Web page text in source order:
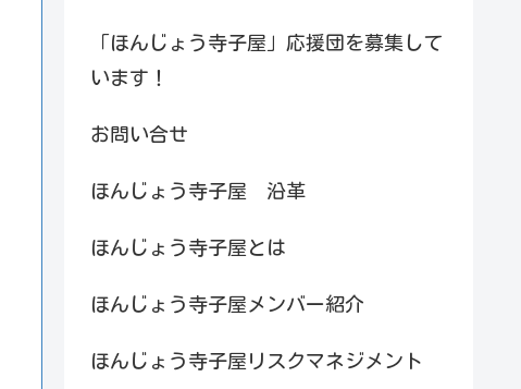
「ほんじょう寺子屋」応援団を募集して
います！
お問い合せ
ほんじょう寺子屋 沿革
ほんじょう寺子屋とは
ほんじょう寺子屋メンバー紹介
ほんじょう寺子屋リスクマネジメント